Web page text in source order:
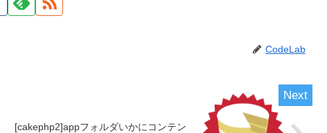
CodeLab
[cakephp2]appフォルダいかにコンテン